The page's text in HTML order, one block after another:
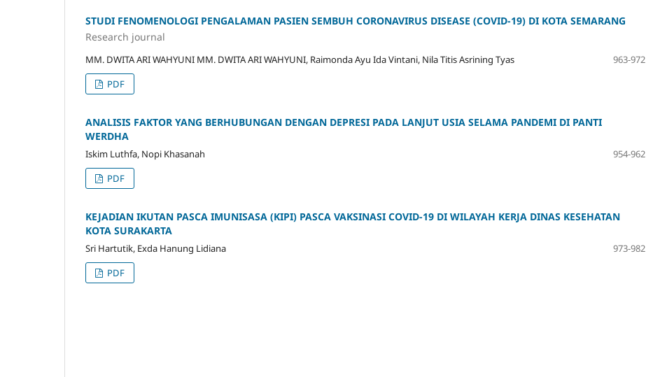
STUDI FENOMENOLOGI PENGALAMAN PASIEN SEMBUH CORONAVIRUS DISEASE (COVID-19) DI KOTA SEMARANG
Research journal
MM. DWITA ARI WAHYUNI MM. DWITA ARI WAHYUNI, Raimonda Ayu Ida Vintani, Nila Titis Asrining Tyas
963-972
PDF
ANALISIS FAKTOR YANG BERHUBUNGAN DENGAN DEPRESI PADA LANJUT USIA SELAMA PANDEMI DI PANTI
WERDHA
Iskim Luthfa, Nopi Khasanah
954-962
PDF
KEJADIAN IKUTAN PASCA IMUNISASA (KIPI) PASCA VAKSINASI COVID-19 DI WILAYAH KERJA DINAS KESEHATAN
KOTA SURAKARTA
Sri Hartutik, Exda Hanung Lidiana
973-982
PDF